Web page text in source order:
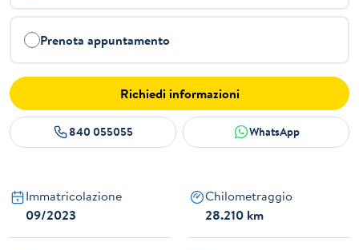
Prenota appuntamento
Richiedi informazioni
840 055055 WhatsApp
Immatricolazione
09/2023
Chilometraggio
28.210 km